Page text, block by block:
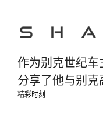
作为别克世纪
分享了他与别克
精彩时刻
...